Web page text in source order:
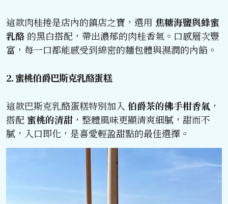
這款肉桂捲是店內的鎮店之寶，選用 焦糖海鹽與蜂蜜
乳酪 的黑白搭配，帶出濃郁的肉桂香氣。口感層次豐
富，每一口都能感受到綿密的麵包體與濕潤的內餡。
2. 蜜桃伯爵巴斯克乳酪蛋糕
這款巴斯克乳酪蛋糕特別加入 伯爵茶的佛手柑香氣 ，
搭配 蜜桃的清甜 ，整體風味更顯清爽細膩，甜而不
膩，入口即化，是喜愛輕盈甜點的最佳選擇。